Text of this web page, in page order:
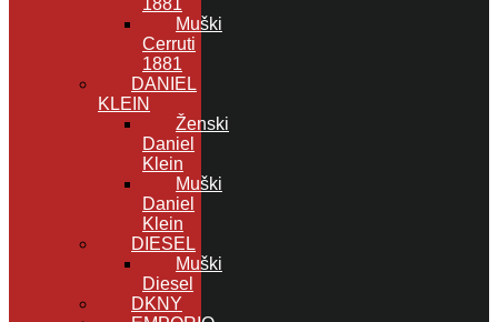
Muški
Cerruti
1881
DANIEL
KLEIN
Ženski
Daniel
Klein
Muški
Daniel
Klein
DIESEL
Muški
Diesel
DKNY